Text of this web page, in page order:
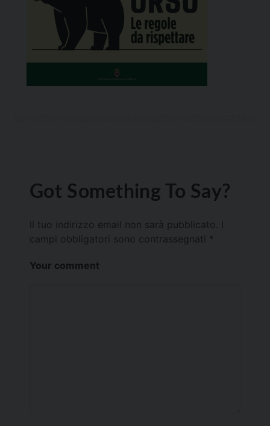
Got Something To Say?
Il tuo indirizzo email non sarà pubblicato.
campi obbligatori sono contrassegnati *
Your comment